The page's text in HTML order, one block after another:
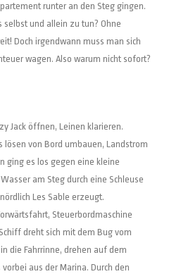
runter an den Steg gingen.
selbst und allein zu tun? Ohne
Doch irgendwann muss man sich
wagen. Also warum nicht sofort?
Jack öffnen, Leinen klarieren.
lösen von Bord umbauen, Landstrom
ging es los gegen eine kleine
am Steg durch eine Schleuse
Les Sable erzeugt.
Steuerbordmaschine
dreht sich mit dem Bug vom
die Fahrrinne, drehen auf dem
aus der Marina. Durch den